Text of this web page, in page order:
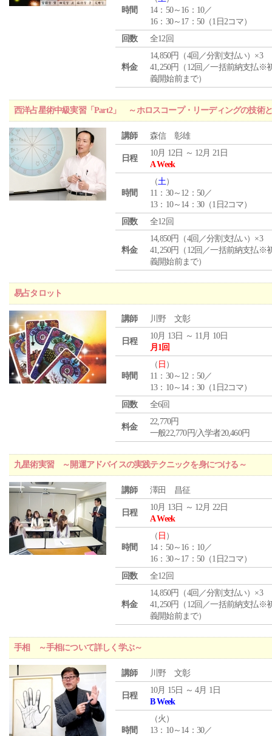
時間
14：50～16：10／
16：30～17：50（1日2コマ）
回数
全12回
料金
14,850円（4回／分割支払い）×3
41,250円（12回／一括前納支払※
義開始前まで）
西洋占星術中級実習「Part2」 ～ホロスコープ・リーディングの技術
講師 森信 彰雄
日程
10月 12日 ～ 12月 21日
A Week
時間
（土）
11：30～12：50／
13：10～14：30（1日2コマ）
回数
全12回
料金
14,850円（4回／分割支払い）×3
41,250円（12回／一括前納支払※
義開始前まで）
易占タロット
講師 川野 文彰
日程
10月 13日 ～ 11月 10日
月1回
時間
（ 日 ）
11：30～12：50／
13：10～14：30（1日2コマ）
回数
全6回
料金
22,770円
一般22,770円/入学者20,460円
九星術実習 ～開運アドバイスの実践テクニックを身につける～
講師 澤田 昌征
日程
10月 13日 ～ 12月 22日
A Week
時間
（ 日 ）
14：50～16：10／
16：30～17：50（1日2コマ）
回数
全12回
料金
14,850円（4回／分割支払い）×3
41,250円（12回／一括前納支払※
義開始前まで）
手相 ～手相について詳しく学ぶ～
講師 川野 文彰
日程
10月 15日 ～ 4月 1日
B Week
時間
（火 ）
13：10～14：30／